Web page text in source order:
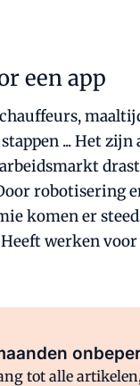
een app
... Het zijn
robotisering
komen er
werken voor
tot alle